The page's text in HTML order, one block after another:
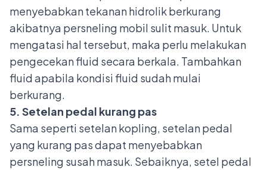
menyebabkan tekanan hidrolik berkurang
akibatnya persneling mobil sulit masuk. Untuk
mengatasi hal tersebut, maka perlu melakukan
pengecekan fluid secara berkala. Tambahkan
fluid apabila kondisi fluid sudah mulai
berkurang.
5. Setelan pedal kurang pas
Sama seperti setelan kopling, setelan pedal
yang kurang pas dapat menyebabkan
persneling susah masuk. Sebaiknya, setel pedal